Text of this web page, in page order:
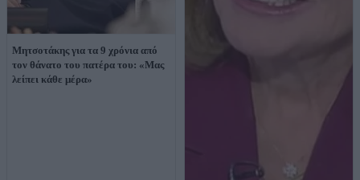
Μητσοτάκης για τα 9 χρόνια από
τον θάνατο του πατέρα του: «Μας
λείπει κάθε μέρα»